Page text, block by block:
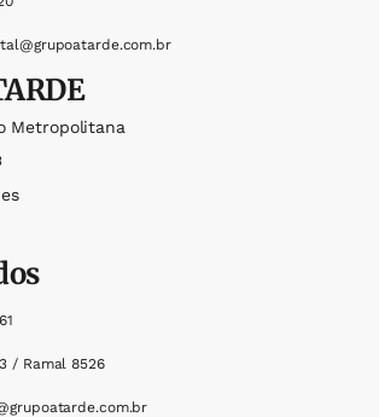
Metropolitana
/ Ramal 8526